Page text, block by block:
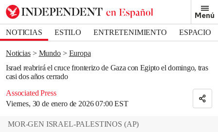
Menú
NOTICIAS ESTILO ENTRETENIMIENTO
ESPACIO
DEPORTES
Noticias Mundo
Europa
Israel reabrirá el cruce fronterizo de Gaza con Egipto el domingo, tras
casi dos años cerrado
Associated Press
Viernes, 30 de enero de 2026 07:00 EST
Bookmark popover
Removed from bookmarks
Close popover
MOR-GEN ISRAEL-PALESTINOS (AP)